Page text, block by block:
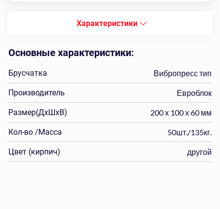
Характеристики
Основные характеристики:
Брусчатка Вибропресс тип
Производитель Евроблок
Размер(ДхШхВ) 200 х 100 х 60 мм
Кол-во /Масса 50шт./135кг.
Цвет (кирпич) другой